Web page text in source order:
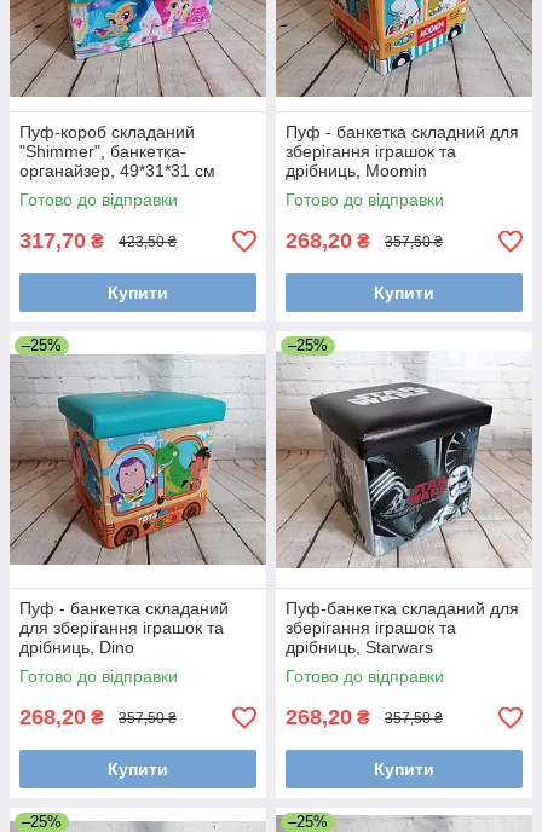
Пуф-короб складаний
"Shimmer", банкетка-
органайзер, 49*31*31 см
Готово до відправки
317,70 ₴ 423,50 ₴
Купити
Пуф - банкетка складний для
зберігання іграшок та
дрібниць, Moomin
Готово до відправки
268,20 ₴ 357,50 ₴
Купити
–25%
Пуф - банкетка складаний
для зберігання іграшок та
дрібниць, Dino
Готово до відправки
268,20 ₴ 357,50 ₴
Купити
–25%
Пуф-банкетка складаний для
зберігання іграшок та
дрібниць, Starwars
Готово до відправки
268,20 ₴ 357,50 ₴
Купити
–25% –25%